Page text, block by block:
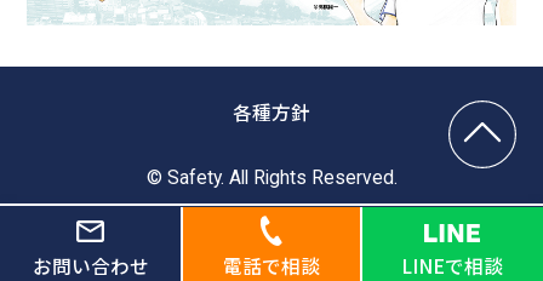
お問い合わせ 電話で相談 LINEで相談
各種方針
© Safety. All Rights Reserved.